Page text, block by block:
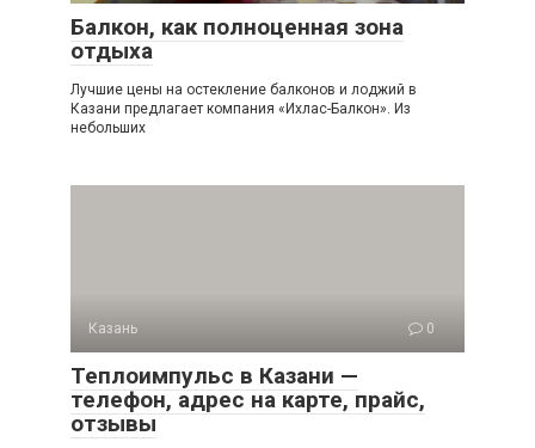
Балкон, как полноценная зона
отдыха
Лучшие цены на остекление балконов и лоджий в
Казани предлагает компания «Ихлас-Балкон». Из
небольших
Казань 0
Теплоимпульс в Казани —
телефон, адрес на карте, прайс,
отзывы